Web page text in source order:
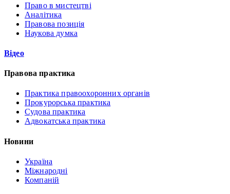
Право в мистецтві
Аналітика
Правова позиція
Наукова думка
Відео
Правова практика
Практика правоохоронних органів
Прокурорська практика
Судова практика
Адвокатська практика
Новини
Україна
Міжнародні
Компаній